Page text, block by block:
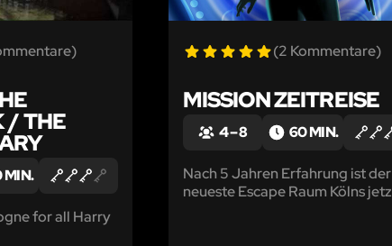
/ THE
MIN.
for all Harry
(2 Kommentare)
MISSION ZEITREISE
4 – 8 60 MIN.
Nach 5 Jahren Erfahrung ist der
neueste Escape Raum Kölns